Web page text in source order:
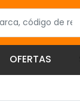
OFERTAS